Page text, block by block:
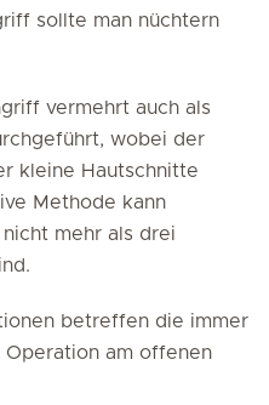
sollte man nüchtern
vermehrt auch als
wobei der
kleine Hautschnitte
Methode kann
mehr als drei
betreffen die immer
Operation am offenen